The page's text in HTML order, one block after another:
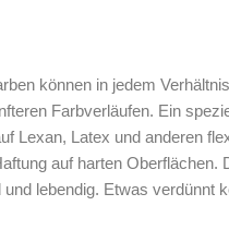
können in jedem
Farbverläufen. Ein
Lexan, Latex und anderen
auf harten Oberflächen.
lebendig. Etwas verdünnt